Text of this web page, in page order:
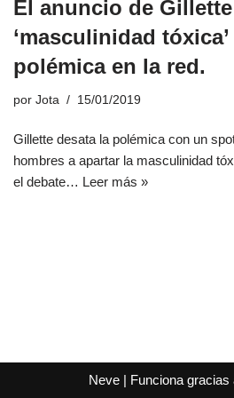
El anuncio de
‘masculinidad
polémica en la red.
por Jota 15/01/2019
Gillette desata la polémica con un
hombres a apartar la masculinidad
el debate… Leer más »
Neve| Funciona gracias